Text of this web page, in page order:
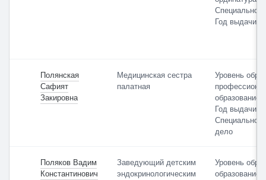
Год выдачи:
Полянская
Сафият
Закировна
Медицинская сестра
палатная
Уровень
образование
Год выдачи:
дело
Поляков Вадим
Константинович
Заведующий детским
эндокринологическим
Уровень
образование